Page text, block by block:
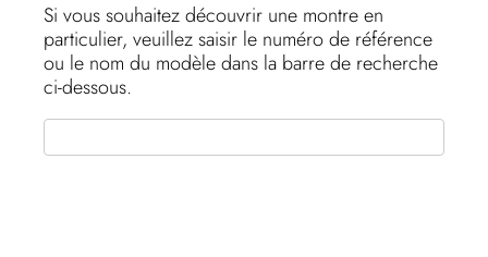
Si vous souhaitez découvrir une montre en
particulier, veuillez saisir le numéro de référence
ou le nom du modèle dans la barre de recherche
ci-dessous.